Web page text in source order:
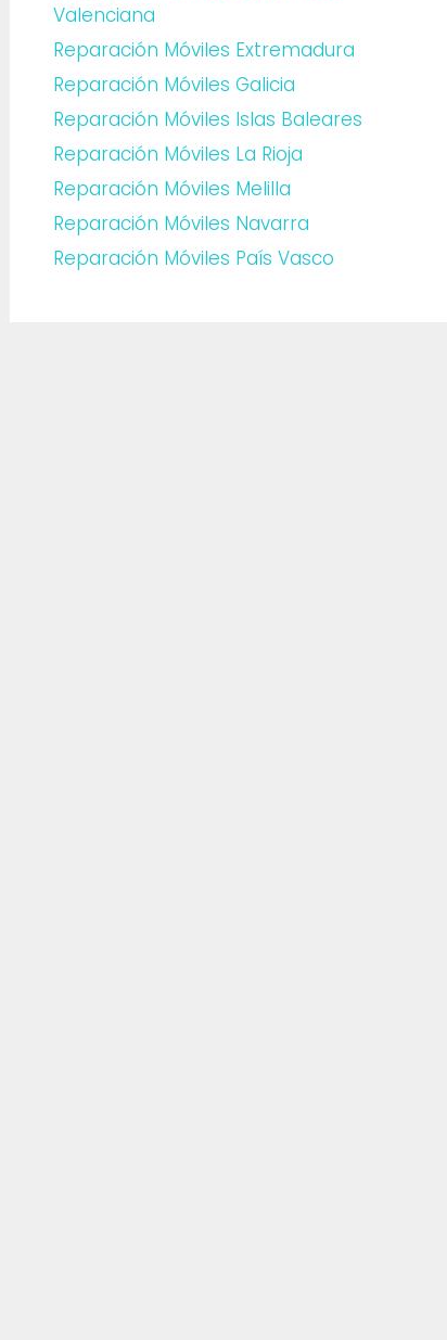
Valenciana
Reparación Móviles Extremadura
Reparación Móviles Galicia
Reparación Móviles Islas Baleares
Reparación Móviles La Rioja
Reparación Móviles Melilla
Reparación Móviles Navarra
Reparación Móviles País Vasco